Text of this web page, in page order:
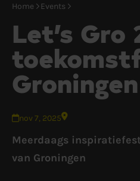
Home Events
Let’s Gro
Groningen
nov 7, 2025
Meerdaags
van Groningen